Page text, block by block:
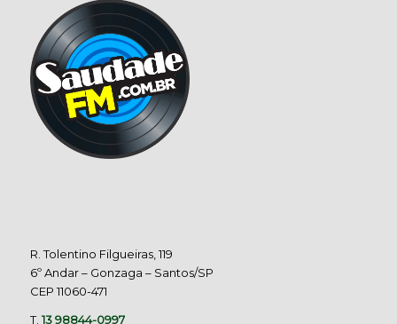
R. Tolentino Filgueiras, 119
6º Andar – Gonzaga – Santos/SP
CEP 11060-471
T.13 98844-0997